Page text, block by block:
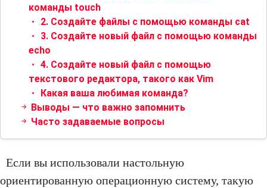
команды touch
2. Создайте файлы с помощью команды cat
3. Создайте новый файл с помощью команды
echo
4. Создайте новый файл с помощью
текстового редактора, такого как Vim
Какая ваша любимая команда?
Выводы — что важно запомнить
Часто задаваемые вопросы
Если вы использовали настольную
ориентированную операционную систему, такую ​​